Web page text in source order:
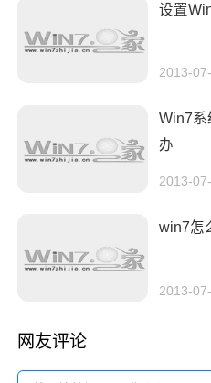
设置
2013-
Win7系
办
2013-
win7怎
2013-
网友评论